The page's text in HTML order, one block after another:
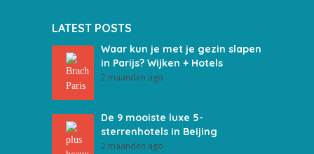
LATEST POSTS
Waar kun je met je gezin slapen
in Parijs? Wijken + Hotels
2 maanden ago
De 9 mooiste luxe 5-
sterrenhotels in Beijing
2 maanden ago